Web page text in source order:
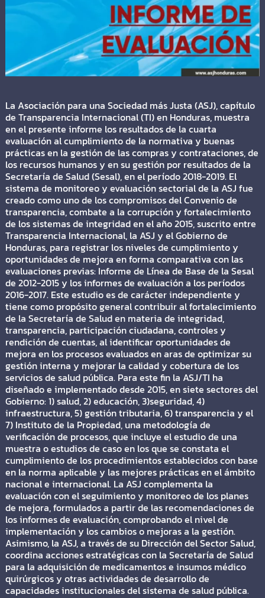
La Asociación para una Sociedad más Justa (ASJ), capítulo
de Transparencia Internacional (TI) en Honduras, muestra
en el presente informe los resultados de la cuarta
evaluación al cumplimiento de la normativa y buenas
prácticas en la gestión de las compras y contrataciones, de
los recursos humanos y en su gestión por resultados de la
Secretaría de Salud (Sesal), en el período 2018-2019. El
sistema de monitoreo y evaluación sectorial de la ASJ fue
creado como uno de los compromisos del Convenio de
transparencia, combate a la corrupción y fortalecimiento
de los sistemas de integridad en el año 2015, suscrito entre
Transparencia Internacional, la ASJ y el Gobierno de
Honduras, para registrar los niveles de cumplimiento y
oportunidades de mejora en forma comparativa con las
evaluaciones previas: Informe de Línea de Base de la Sesal
de 2012-2015 y los informes de evaluación a los períodos
2016-2017. Este estudio es de carácter independiente y
tiene como propósito general contribuir al fortalecimiento
de la Secretaría de Salud en materia de integridad,
transparencia, participación ciudadana, controles y
rendición de cuentas, al identificar oportunidades de
mejora en los procesos evaluados en aras de optimizar su
gestión interna y mejorar la calidad y cobertura de los
servicios de salud pública. Para este fin la ASJ/TI ha
diseñado e implementado desde 2015, en siete sectores del
Gobierno: 1) salud, 2) educación, 3)seguridad, 4)
infraestructura, 5) gestión tributaria, 6) transparencia y el
7) Instituto de la Propiedad, una metodología de
verificación de procesos, que incluye el estudio de una
muestra o estudios de caso en los que se constata el
cumplimiento de los procedimientos establecidos con base
en la norma aplicable y las mejores prácticas en el ámbito
nacional e internacional. La ASJ complementa la
evaluación con el seguimiento y monitoreo de los planes
de mejora, formulados a partir de las recomendaciones de
los informes de evaluación, comprobando el nivel de
implementación y los cambios o mejoras a la gestión.
Asimismo, la ASJ, a través de su Dirección del Sector Salud,
coordina acciones estratégicas con la Secretaría de Salud
para la adquisición de medicamentos e insumos médico
quirúrgicos y otras actividades de desarrollo de
capacidades institucionales del sistema de salud pública.